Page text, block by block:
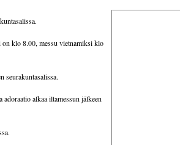
on klo 8.00, messu vietnamiksi klo
seurakuntasalissa.
alkaa iltamessun jälkeen